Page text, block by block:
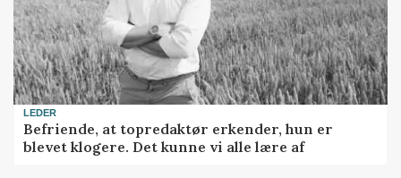
LEDER
Befriende, at topredaktør erkender, hun er
blevet klogere. Det kunne vi alle lære af